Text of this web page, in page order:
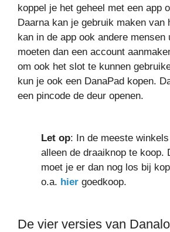
koppel je het geheel met een app
Daarna kan je gebruik maken
kan in de app ook andere mensen
moeten dan een account
om ook het slot te kunnen
kun je ook een DanaPad kopen.
een pincode de deur openen.
Let op: In de meeste
alleen de draaiknop te koop.
moet je er dan nog los bij
o.a. hier goedkoop.
De vier versies van